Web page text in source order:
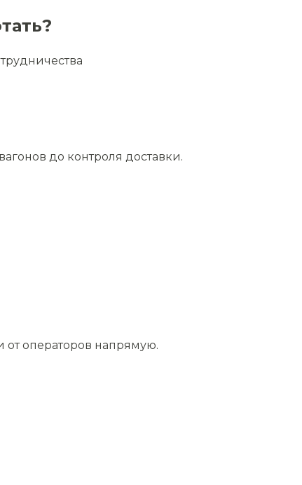
до контроля доставки.
от операторов напрямую.